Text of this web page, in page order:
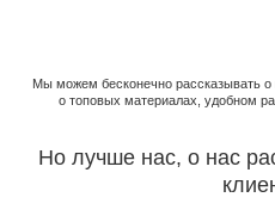
Мы можем бесконечно рассказывать о
о топовых материалах, удобном
Но лучше нас, о нас